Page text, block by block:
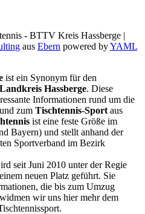
- BTTV Kreis Hassberge |
aus Ebern powered byYAML
ist ein Synonym für den
Landkreis Hassberge. Diese
Informationen rund um die
zum Tischtennis-Sport aus
ist eine feste Größe im
Bayern) und stellt anhand der
Sportverband im Bezirk
seit Juni 2010 unter der Regie
neuen Platz geführt. Sie
die bis zum Umzug
wir uns hier mehr dem